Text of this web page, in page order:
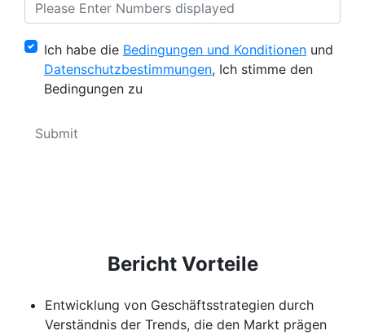
Ich habe die Bedingungen und Konditionen und
Datenschutzbestimmungen, Ich stimme den
Bedingungen zu
Bericht Vorteile
Entwicklung von Geschäftsstrategien durch
Verständnis der Trends, die den Markt prägen